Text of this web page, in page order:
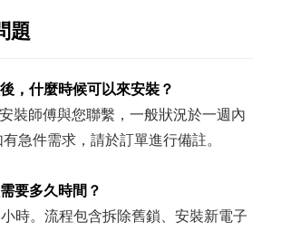
題
，什麼時候可以來安裝？
裝師傅與您聯繫，一般狀況於一週內
急件需求，請於訂單進行備註。
要多久時間？
時。流程包含拆除舊鎖、安裝新電子